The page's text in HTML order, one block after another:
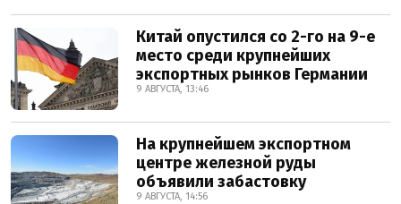
Китай опустился со 2-го на 9-е
место среди крупнейших
экспортных рынков Германии
9 АВГУСТА, 13:46
На крупнейшем экспортном
центре железной руды
объявили забастовку
9 АВГУСТА, 14:56